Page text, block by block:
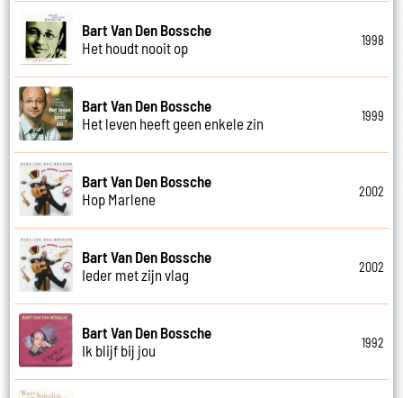
Bart Van Den Bossche
Het houdt nooit op
1998
Bart Van Den Bossche
Het leven heeft geen enkele zin
1999
Bart Van Den Bossche
Hop Marlene
2002
Bart Van Den Bossche
Ieder met zijn vlag
2002
Bart Van Den Bossche
Ik blijf bij jou
1992